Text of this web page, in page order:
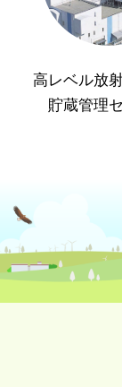
高レベル放
貯蔵管理